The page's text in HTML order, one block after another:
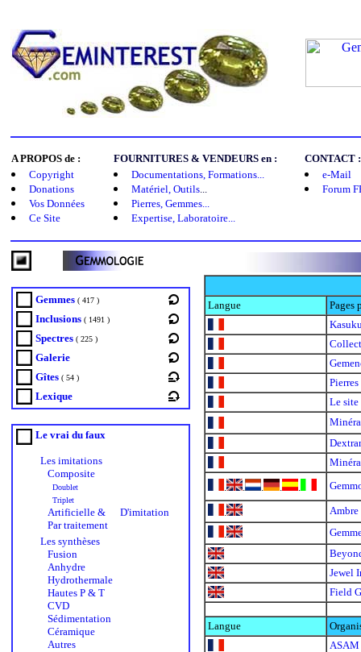
A PROPOS de : FOURNITURES & VENDEURS en :
CONTACT :
Copyright
Donations
Vos Données
Ce Site
Documentations, Formations...
Matériel, Outils...
Pierres, Gemmes...
Expertise, Laboratoire...
e-Mail
Forum
Gemmes ( 417 )
Inclusions ( 1491 )
Spectres ( 225 )
Galerie
Gîtes ( 54 )
Lexique
Le vrai du faux
Les imitations
Composite
Doublet
Triplet
Artificielle &
D'imitation
Par traitement
Les synthèses
Fusion
Anhydre
Hydrothermale
Hautes P & T
CVD
Sédimentation
Céramique
Autres
Langue
Pages
Le
. . . . .
.
Ambre
.
Jewel
Field
Langue
ASAM